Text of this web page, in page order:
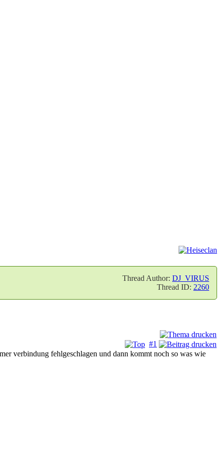
Thread Author: DJ_VIRUS
Thread ID: 2260
#1
verbindung fehlgeschlagen und dann kommt noch so was wie